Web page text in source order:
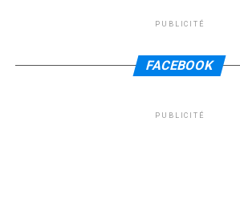
PUBLICITÉ
FACEBOOK
PUBLICITÉ